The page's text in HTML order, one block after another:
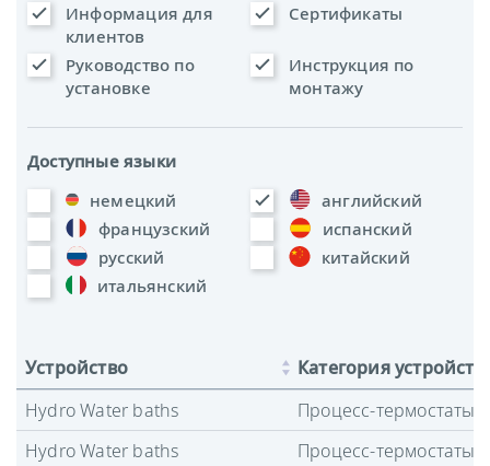
Информация для
клиентов
Сертификаты
Руководство по
установке
Инструкция по
монтажу
Доступные языки
немецкий
английский
французский
испанский
русский
китайский
итальянский
Устройство
Категория
Hydro Water baths
Процесс-термостаты
Hydro Water baths
Процесс-термостаты